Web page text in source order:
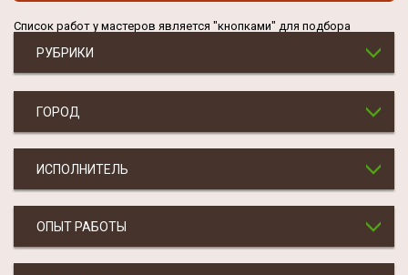
Список работ у мастеров является "кнопками" для подбора
РУБРИКИ
ГОРОД
ИСПОЛНИТЕЛЬ
ОПЫТ РАБОТЫ